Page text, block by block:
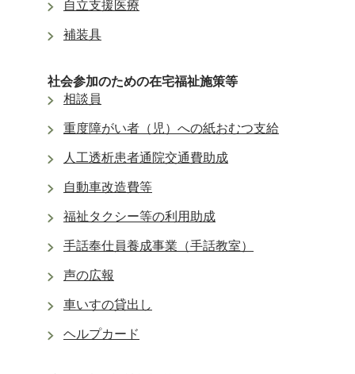
自立支援医療
補装具
社会参加のための在宅福祉施策等
相談員
重度障がい者（児）への紙おむつ支給
人工透析患者通院交通費助成
自動車改造費等
福祉タクシー等の利用助成
手話奉仕員養成事業（手話教室）
声の広報
車いすの貸出し
ヘルプカード